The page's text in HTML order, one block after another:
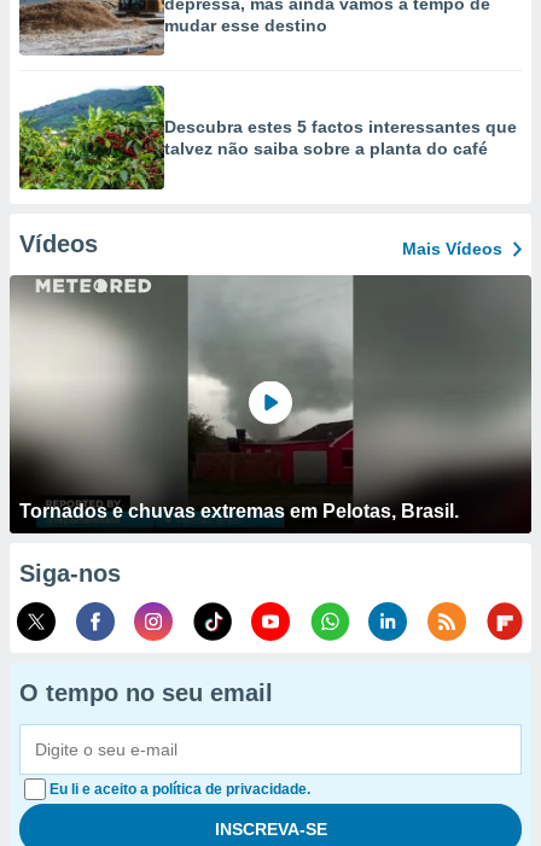
mudar esse destino
Descubra estes 5 factos interessantes que
talvez não saiba sobre a planta do café
Vídeos Mais Vídeos
Tornados e chuvas extremas em Pelotas, Brasil.
Siga-nos
O tempo no seu email
Eu li e aceito a política de privacidade.